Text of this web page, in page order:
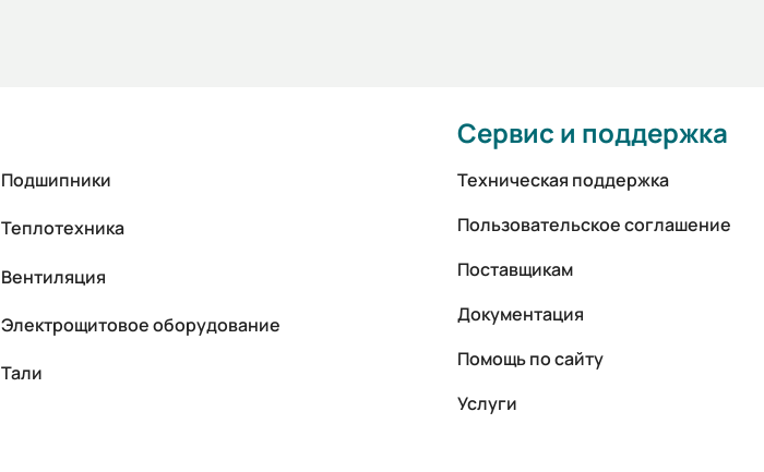
Подшипники
Теплотехника
Вентиляция
Электрощитовое оборудование
Тали
Сервис и поддержка
Техническая поддержка
Пользовательское соглашение
Поставщикам
Документация
Помощь по сайту
Услуги